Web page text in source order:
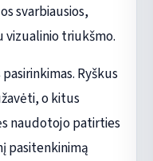
svarbiausios,
vizualinio triukšmo.
Ryškus
o kitus
naudotojo patirties
pasitenkinimą